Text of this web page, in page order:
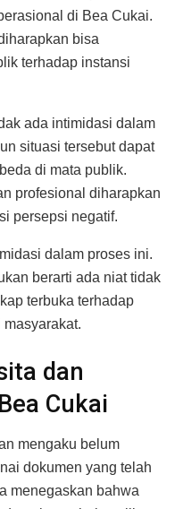
di Bea Cukai.
bisa
terhadap instansi
ada intimidasi dalam
situasi tersebut dapat
di mata publik.
profesional diharapkan
persepsi negatif.
dalam proses ini.
berarti ada niat tidak
terbuka terhadap
dan
Cukai
mengaku belum
dokumen yang telah
menegaskan bahwa